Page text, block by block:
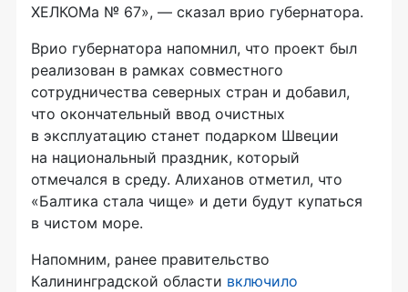
ХЕЛКОМа № 67», — сказал врио губернатора.
Врио губернатора напомнил, что проект был
реализован в рамках совместного
сотрудничества северных стран и добавил,
что окончательный ввод очистных
в эксплуатацию станет подарком Швеции
на национальный праздник, который
отмечался в среду. Алиханов отметил, что
«Балтика стала чище» и дети будут купаться
в чистом море.
Напомним, ранее правительство
Калининградской области включило